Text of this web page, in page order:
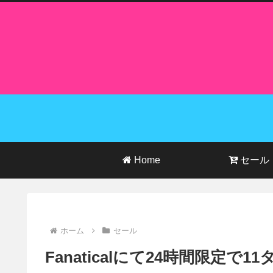
Home セール
ホーム セール
Fanaticalにて24時間限定で11